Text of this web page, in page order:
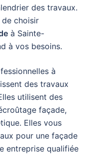
des travaux.
choisir
à Sainte-
à vos besoins.
à
des travaux
utilisent des
façade,
Elles vous
pour une façade
entreprise qualifiée